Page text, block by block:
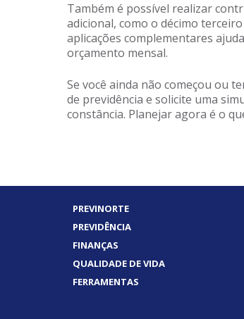
Também é possível realizar
adicional, como o décimo
aplicações complementares
orçamento mensal.
Se você ainda não começou ou
de previdência e solicite uma
constância. Planejar agora é o
PREVINORTE
PREVIDÊNCIA
FINANÇAS
QUALIDADE DE VIDA
FERRAMENTAS